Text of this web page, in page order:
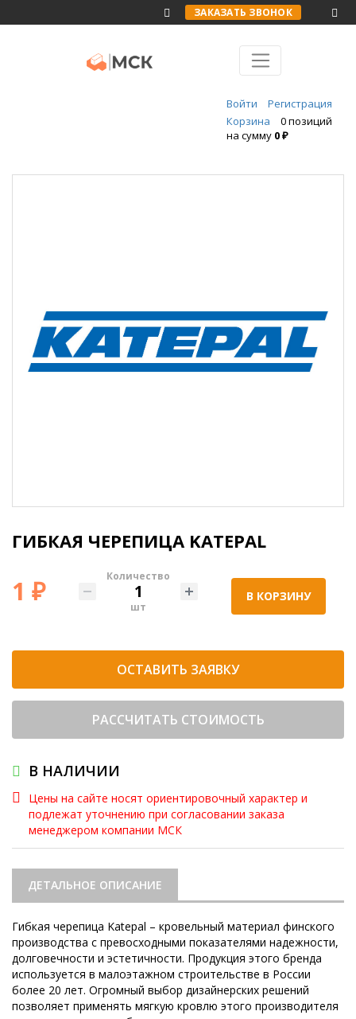
ЗАКАЗАТЬ ЗВОНОК
Войти
Регистрация
Корзина
0 позиций
на сумму 0 ₽
ГИБКАЯ ЧЕРЕПИЦА KATEPAL
1 ₽ Количество
шт
В КОРЗИНУ
ОСТАВИТЬ ЗАЯВКУ
РАССЧИТАТЬ СТОИМОСТЬ
В НАЛИЧИИ
Цены на сайте носят ориентировочный характер и
подлежат уточнению при согласовании заказа
менеджером компании МСК
ДЕТАЛЬНОЕ ОПИСАНИЕ
Гибкая черепица Katepal – кровельный материал финского
производства с превосходными показателями надежности,
долговечности и эстетичности. Продукция этого бренда
используется в малоэтажном строительстве в России
более 20 лет. Огромный выбор дизайнерских решений
позволяет применять мягкую кровлю этого производителя